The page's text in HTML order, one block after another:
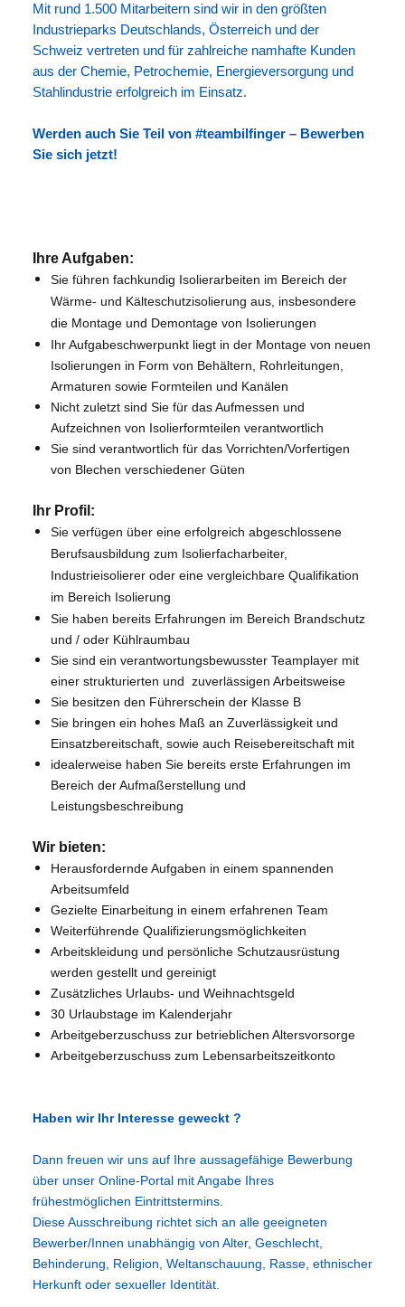
Mit rund 1.500 Mitarbeitern sind wir in den größten
Industrieparks Deutschlands, Österreich und der
Schweiz vertreten und für zahlreiche namhafte Kunden
aus der Chemie, Petrochemie, Energieversorgung und
Stahlindustrie erfolgreich im Einsatz.
Werden auch Sie Teil von #teambilfinger – Bewerben
Sie sich jetzt!
Ihre Aufgaben:
Sie führen fachkundig Isolierarbeiten im Bereich der
Wärme- und Kälteschutzisolierung aus, insbesondere
die Montage und Demontage von Isolierungen
Ihr Aufgabeschwerpunkt liegt in der Montage von neuen
Isolierungen in Form von Behältern, Rohrleitungen,
Armaturen sowie Formteilen und Kanälen
Nicht zuletzt sind Sie für das Aufmessen und
Aufzeichnen von Isolierformteilen verantwortlich
Sie sind verantwortlich für das Vorrichten/Vorfertigen
von Blechen verschiedener Güten
Ihr Profil:
Sie verfügen über eine erfolgreich abgeschlossene
Berufsausbildung zum Isolierfacharbeiter,
Industrieisolierer oder eine vergleichbare Qualifikation
im Bereich Isolierung
Sie haben bereits Erfahrungen im Bereich Brandschutz
und / oder Kühlraumbau
Sie sind ein verantwortungsbewusster Teamplayer mit
einer strukturierten und zuverlässigen Arbeitsweise
Sie besitzen den Führerschein der Klasse B
Sie bringen ein hohes Maß an Zuverlässigkeit und
Einsatzbereitschaft, sowie auch Reisebereitschaft mit
idealerweise haben Sie bereits erste Erfahrungen im
Bereich der Aufmaßerstellung und
Leistungsbeschreibung
Wir bieten:
Herausfordernde Aufgaben in einem spannenden
Arbeitsumfeld
Gezielte Einarbeitung in einem erfahrenen Team
Weiterführende Qualifizierungsmöglichkeiten
Arbeitskleidung und persönliche Schutzausrüstung
werden gestellt und gereinigt
Zusätzliches Urlaubs- und Weihnachtsgeld
30 Urlaubstage im Kalenderjahr
Arbeitgeberzuschuss zur betrieblichen Altersvorsorge
Arbeitgeberzuschuss zum Lebensarbeitszeitkonto
Haben wir Ihr Interesse geweckt ?
Dann freuen wir uns auf Ihre aussagefähige Bewerbung
über unser Online-Portal mit Angabe Ihres
frühestmöglichen Eintrittstermins.
Diese Ausschreibung richtet sich an alle geeigneten
Bewerber/Innen unabhängig von Alter, Geschlecht,
Behinderung, Religion, Weltanschauung, Rasse, ethnischer
Herkunft oder sexueller Identität.